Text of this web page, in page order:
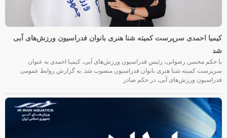
کیمیا احمدی سرپرست کمیته شنا هنری بانوان فدراسیون ورزش‌های آبی
شد
با حکم محسن رضوانی، رئیس فدراسیون ورزش‌های آبی، کیمیا احمدی به عنوان
سرپرست کمیته شنا هنری بانوان فدراسیون منصوب شد. به گزارش روابط عمومی
فدراسیون ورزش‌های آبی، در حکم صادر